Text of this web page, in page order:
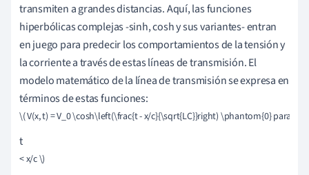
transmiten a grandes distancias. Aquí, las funciones
hiperbólicas complejas -sinh, cosh y sus variantes- entran
en juego para predecir los comportamientos de la tensión y
la corriente a través de estas líneas de transmisión. El
modelo matemático de la línea de transmisión se expresa en
términos de estas funciones:
\( V(x, t) = V_0 \cosh\left(\frac{t - x/c}{\sqrt{LC}}right) \phantom{0} para
t
< x/c \)